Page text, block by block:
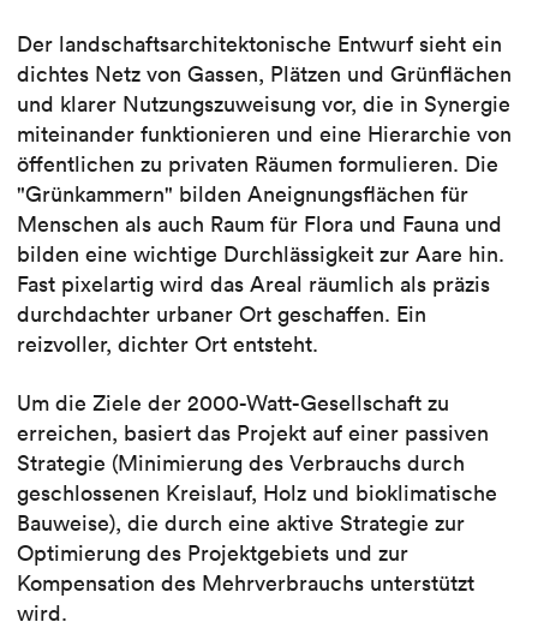
Der landschaftsarchitektonische Entwurf sieht ein
dichtes Netz von Gassen, Plätzen und Grünflächen
und klarer Nutzungszuweisung vor, die in Synergie
miteinander funktionieren und eine Hierarchie von
öffentlichen zu privaten Räumen formulieren. Die
"Grünkammern" bilden Aneignungsflächen für
Menschen als auch Raum für Flora und Fauna und
bilden eine wichtige Durchlässigkeit zur Aare hin.
Fast pixelartig wird das Areal räumlich als präzis
durchdachter urbaner Ort geschaffen. Ein
reizvoller, dichter Ort entsteht.
Um die Ziele der 2000-Watt-Gesellschaft zu
erreichen, basiert das Projekt auf einer passiven
Strategie (Minimierung des Verbrauchs durch
geschlossenen Kreislauf, Holz und bioklimatische
Bauweise), die durch eine aktive Strategie zur
Optimierung des Projektgebiets und zur
Kompensation des Mehrverbrauchs unterstützt
wird.